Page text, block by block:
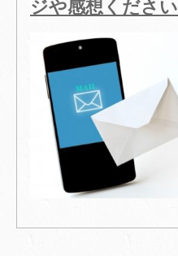
ジや感想ください